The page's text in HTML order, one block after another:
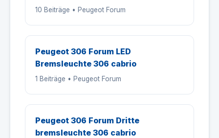
10 Beiträge • Peugeot Forum
Peugeot 306 Forum LED
Bremsleuchte 306 cabrio
1 Beiträge • Peugeot Forum
Peugeot 306 Forum Dritte
bremsleuchte 306 cabrio